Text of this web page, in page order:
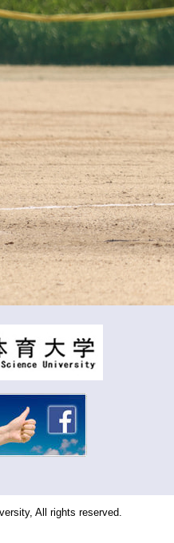
All rights reserved.